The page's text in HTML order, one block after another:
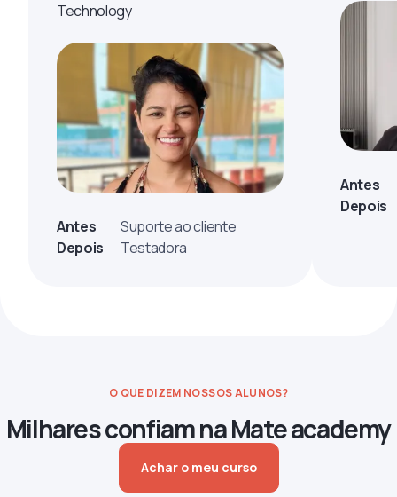
Technology
Antes
Suporte ao cliente
Depois
Testadora
Antes
Depois
O QUE DIZEM NOSSOS ALUNOS?
Milhares confiam na Mate academy
Achar o meu curso